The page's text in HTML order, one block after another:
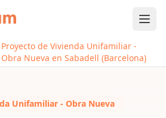
Proyecto de Vivienda Unifamiliar -
Obra Nueva en Sabadell (Barcelona)
Unifamiliar - Obra Nueva